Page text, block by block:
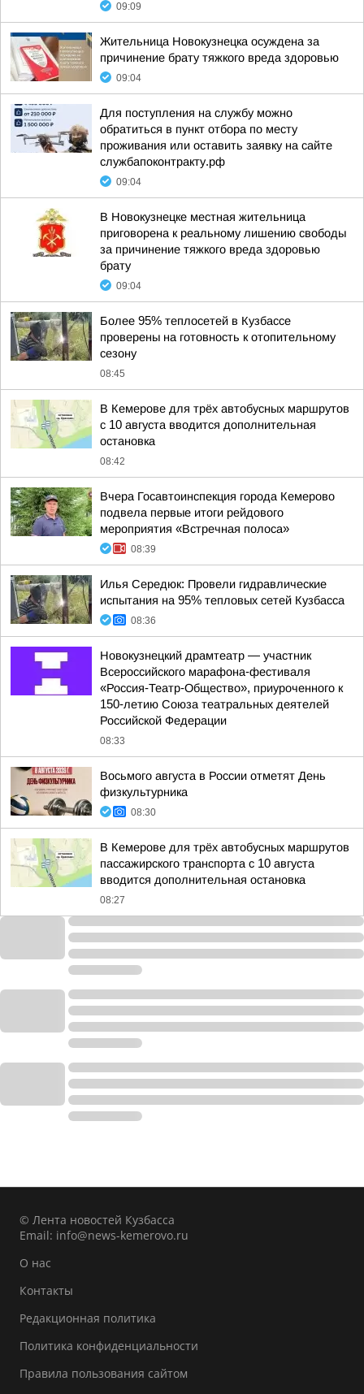
09:09
Жительница Новокузнецка осуждена за
причинение брату тяжкого вреда здоровью
09:04
Для поступления на службу можно
обратиться в пункт отбора по месту
проживания или оставить заявку на сайте
службапоконтракту.рф
09:04
В Новокузнецке местная жительница
приговорена к реальному лишению свободы
за причинение тяжкого вреда здоровью
брату
09:04
Более 95% теплосетей в Кузбассе
проверены на готовность к отопительному
сезону
08:45
В Кемерове для трёх автобусных маршрутов
с 10 августа вводится дополнительная
остановка
08:42
Вчера Госавтоинспекция города Кемерово
подвела первые итоги рейдового
мероприятия «Встречная полоса»
08:39
Илья Середюк: Провели гидравлические
испытания на 95% тепловых сетей Кузбасса
08:36
Новокузнецкий драмтеатр — участник
Всероссийского марафона-фестиваля
«Россия-Театр-Общество», приуроченного к
150-летию Союза театральных деятелей
Российской Федерации
08:33
Восьмого августа в России отметят День
физкультурника
08:30
В Кемерове для трёх автобусных маршрутов
пассажирского транспорта с 10 августа
вводится дополнительная остановка
08:27
© Лента новостей Кузбасса
Email: info@news-kemerovo.ru
О нас
Контакты
Редакционная политика
Политика конфиденциальности
Правила пользования сайтом